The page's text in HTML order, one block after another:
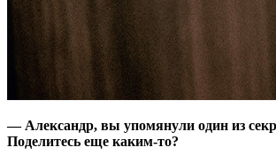
— Александр, вы упомянули один из
Поделитесь еще каким-то?